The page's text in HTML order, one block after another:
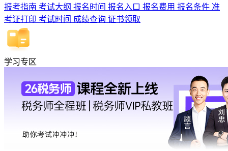
报考指南 考试大纲 报名时间 报名入口 报名费用 报名条件 准
考证打印 考试时间 成绩查询 证书领取
学习专区